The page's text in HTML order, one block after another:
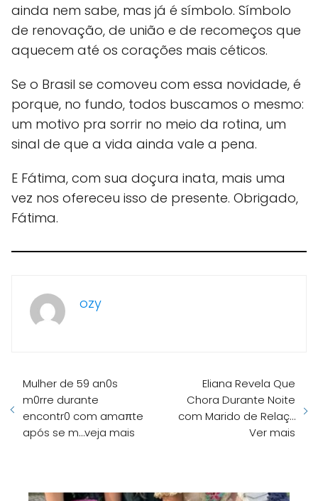
ainda nem sabe, mas já é símbolo. Símbolo
de renovação, de união e de recomeços que
aquecem até os corações mais céticos.
Se o Brasil se comoveu com essa novidade, é
porque, no fundo, todos buscamos o mesmo:
um motivo pra sorrir no meio da rotina, um
sinal de que a vida ainda vale a pena.
E Fátima, com sua doçura inata, mais uma
vez nos ofereceu isso de presente. Obrigado,
Fátima.
ozy
Mulher de 59 an0s
m0rre durante
encontr0 com amaπte
após se m…veja mais
Eliana Revela Que
Chora Durante Noite
com Marido de Relaç…
Ver mais